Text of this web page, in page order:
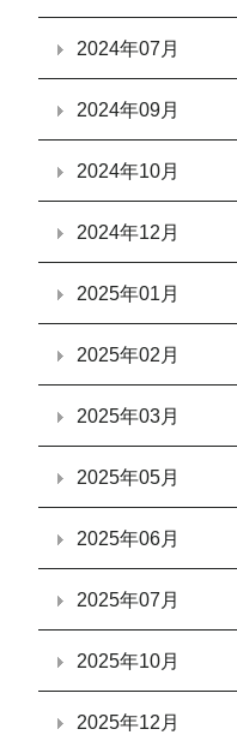
2024年07月
2024年09月
2024年10月
2024年12月
2025年01月
2025年02月
2025年03月
2025年05月
2025年06月
2025年07月
2025年10月
2025年12月